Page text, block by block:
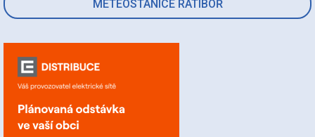
METEOSTANICE RATIBOŘ